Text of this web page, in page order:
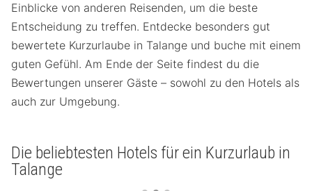
Einblicke von anderen Reisenden, um die beste
Entscheidung zu treffen. Entdecke besonders gut
bewertete Kurzurlaube in Talange und buche mit einem
guten Gefühl. Am Ende der Seite findest du die
Bewertungen unserer Gäste – sowohl zu den Hotels als
auch zur Umgebung.
Die beliebtesten Hotels für ein Kurzurlaub in
Talange